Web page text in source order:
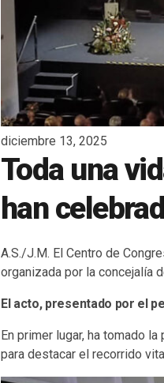
diciembre 13, 2025
Toda una
han
A.S./J.M. El Centro de
organizada por la concejalía
El acto, presentado por el
En primer lugar, ha tomado la
para destacar el recorrido